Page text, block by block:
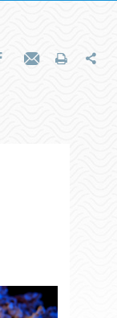
Partager sur Facebook
Envoyer par e-mail
Imprimer